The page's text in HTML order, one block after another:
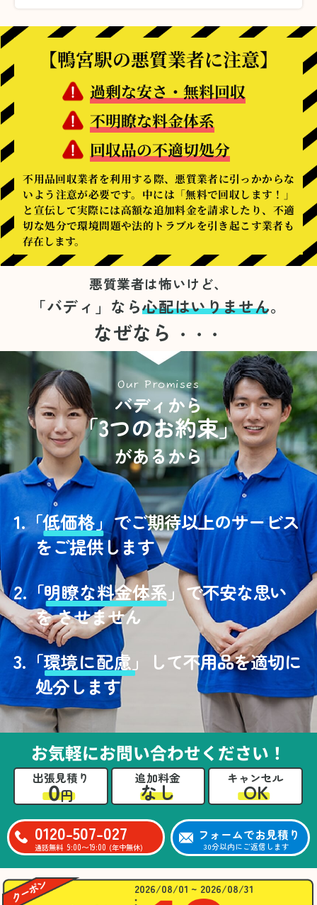
【鴨宮駅の悪質業者に注意】
過剰な安さ・無料回収
不明瞭な料金体系
回収品の不適切処分
不用品回収業者を利用する際、悪質業者に引っかからな
いよう注意が必要です。中には「無料で回収します！」
と宣伝して実際には高額な追加料金を請求したり、不適
切な処分で環境問題や法的トラブルを引き起こす業者も
存在します。
悪質業者は怖いけど、
「バディ」なら心配はいりません。
なぜなら ・・・
Our Promises
バディから
「3つのお約束」
があるから
1.「低価格」でご期待以上のサービス
をご提供します
2.「明瞭な料金体系」で不安な思い
を させません
3. 「環境に配慮」
して不用品を適切に
処分します
お気軽にお問い合わせください！
出張見積り
0円
追加料金
なし
キャンセル
OK
0120-507-027
通話無料 9:00〜19:00 (年中無休)
フォームでお見積り
30分以内にご返信します
2026/08/01 ~ 2026/08/31